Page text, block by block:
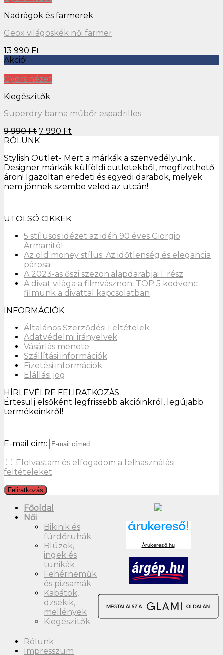
Nadrágok és farmerek
Geox világoskék női farmer
13 990 Ft
Akció!
Gyors nézet
Kiegészítők
Superdry barna műbőr espadrilles
9 990Ft 7 990 Ft
RÓLUNK
Stylish Outlet- Mert a márkák a szenvedélyünk...
Designer márkák külföldi outletekből, megfizethető
áron! Igazoltan eredeti és egyedi darabok, melyek
nem jönnek szembe veled az utcán!
UTOLSÓ CIKKEK
5 stílusos idézet az idén 90 éves Giorgio
Armanitól
Az old money stílus: Az időtlenség és elegancia
párosa
A 2023-as őszi szezon alapdarabjai I. rész
A divat világa a filmvásznon: TOP 5 kedvenc
filmünk a divattal kapcsolatban
INFORMÁCIÓK
Általános Szerződési Feltételek
Adatvédelmi irányelvek
Vásárlás menete
Szállítási információk
Fizetési információk
Elállási jog
HÍRLEVÉLRE FELIRATKOZÁS
Értesülj elsőként legfrissebb akcióinkról, legújabb
termékeinkről!
E-mail cím:
Elolvastam és elfogadom a felhasználási
feltételeket
Árukereső.hu
Rólunk
Impresszum
Főoldal
Női
Bikinik és
fürdőruhák
Blúzok,
ingek és
tunikák
Fehérneműk
és pizsamák
Kabátok,
dzsekik,
mellények
Kiegészítők